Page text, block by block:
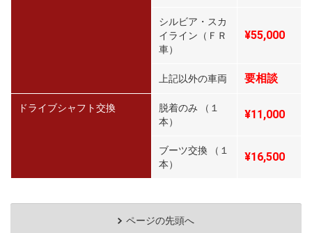
シルビア・スカ
イライン（ＦＲ
車）
¥55,000
上記以外の車両 要相談
ドライブシャフト交換
脱着のみ （１
本）
¥11,000
ブーツ交換 （１
本）
¥16,500
ページの先頭へ